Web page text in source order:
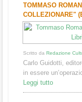
TOMMASO
COLLEZIONARE"
Scritto da Redazione
Carlo Guidotti,
in essere
Leggi tutto